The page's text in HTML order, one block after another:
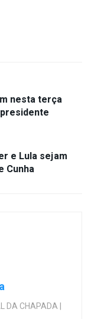
nesta terça
e Lula sejam
Cunha
DA CHAPADA |